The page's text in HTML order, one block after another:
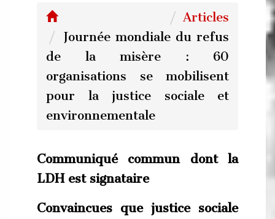
Articles
Journée mondiale du refus
de la misère : 60
organisations se mobilisent
pour la justice sociale et
environnementale
Communiqué commun dont la
LDH est signataire
Convaincues que justice sociale